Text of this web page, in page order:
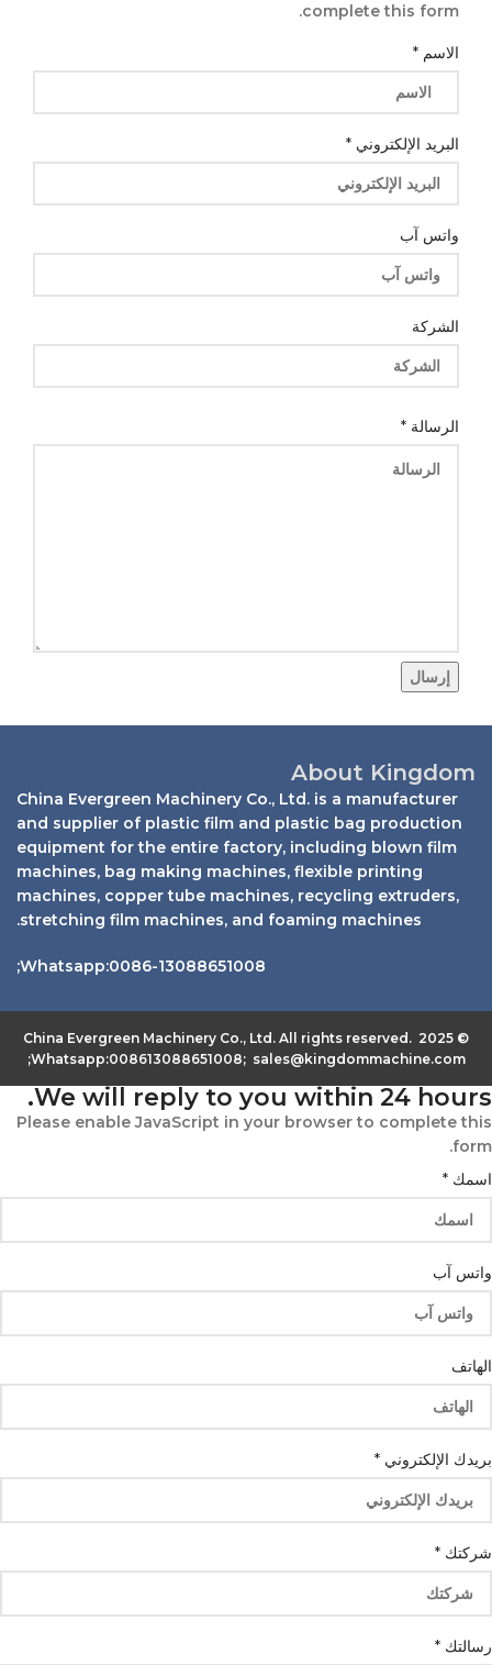
complete this form.
الاسم
البريد
الاسم *
البريد الإلكتروني *
واتس آب
الشركة
الرسالة *
إرسال
About Kingdom
China Evergreen Machinery Co., Ltd. is a manufacturer
and supplier of plastic film and plastic bag production
equipment for the entire factory, including blown film
machines, bag making machines, flexible printing
machines, copper tube machines, recycling extruders,
stretching film machines, and foaming machines.
Whatsapp:0086-13088651008;
© 2025 China Evergreen Machinery Co., Ltd. All rights reserved.
Whatsapp:008613088651008; sales@kingdommachine.com;
We will reply to you within 24 hours.
Please enable JavaScript in your browser to complete this
form.
اسمك *
واتس آب
الهاتف
اسمك
آب
رسالتك
بريدك الإلكتروني *
شركتك *
رسالتك *